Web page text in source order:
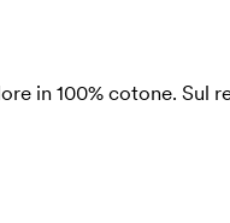
in 100% cotone. Sul